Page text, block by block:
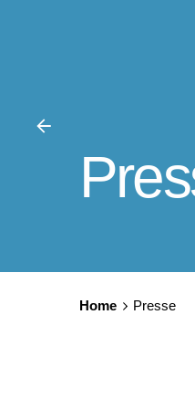
Home Presse